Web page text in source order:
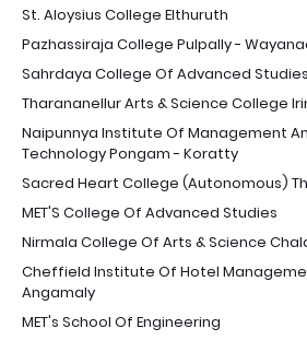
St. Aloysius College Elthuruth
Pazhassiraja College Pulpally -
Sahrdaya College Of Advanced
Tharananellur Arts & Science College
Naipunnya Institute Of Management
Technology Pongam - Koratty
Sacred Heart College (Autonomous)
MET'S College Of Advanced Studies
Nirmala College Of Arts & Science
Cheffield Institute Of Hotel
Angamaly
MET's School Of Engineering